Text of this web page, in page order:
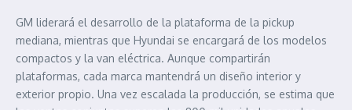
GM liderará el desarrollo de la plataforma de la pickup
mediana, mientras que Hyundai se encargará de los modelos
compactos y la van eléctrica. Aunque compartirán
plataformas, cada marca mantendrá un diseño interior y
exterior propio. Una vez escalada la producción, se estima que